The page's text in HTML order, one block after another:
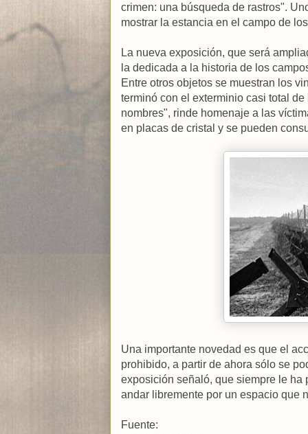
crimen: una búsqueda de rastros".
mostrar la estancia en el campo de
La nueva exposición, que será
la dedicada a la historia de los
Entre otros objetos se muestran los
terminó con el exterminio casi total
nombres", rinde homenaje a las
en placas de cristal y se pueden
Una importante novedad es que el
prohibido, a partir de ahora sólo se
exposición señaló, que siempre le ha
andar libremente por un espacio que
Fuente: